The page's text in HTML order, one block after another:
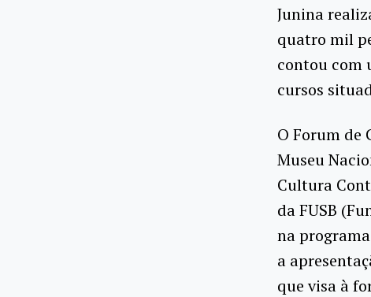
Junina
quatro mil
contou com
cursos
O Forum de
Museu
Cultura
da FUSB
na
a
que visa à